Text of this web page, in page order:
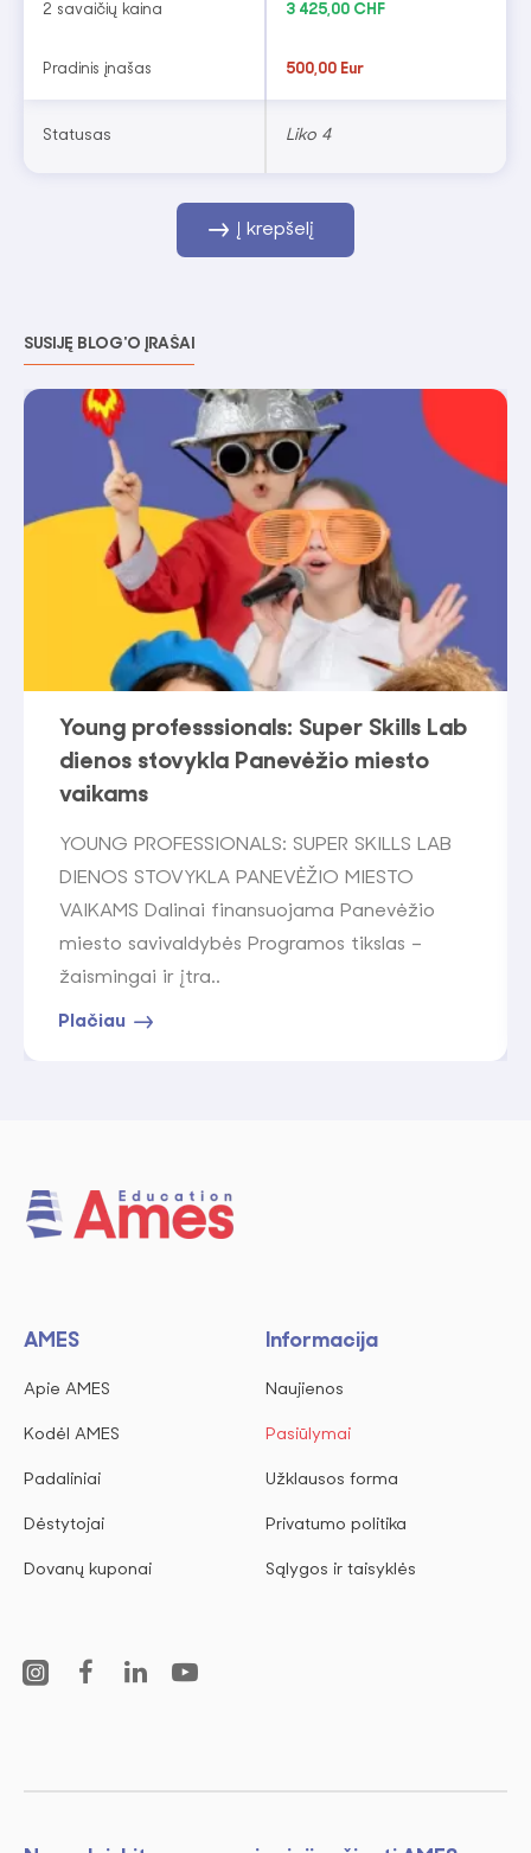
2 savaičių kaina 3 425,00 CHF
Pradinis įnašas 500,00 Eur
Statusas Liko 4
Į krepšelį
SUSIJĘ BLOG'O ĮRAŠAI
Young professsionals: Super Skills Lab
dienos stovykla Panevėžio miesto
vaikams
YOUNG PROFESSIONALS: SUPER SKILLS LAB
DIENOS STOVYKLA PANEVĖŽIO MIESTO
VAIKAMS Dalinai finansuojama Panevėžio
miesto savivaldybės Programos tikslas –
žaismingai ir įtra..
Plačiau
AMES
Apie AMES
Kodėl AMES
Padaliniai
Dėstytojai
Dovanų kuponai
Informacija
Naujienos
Pasiūlymai
Užklausos forma
Privatumo politika
Sąlygos ir taisyklės